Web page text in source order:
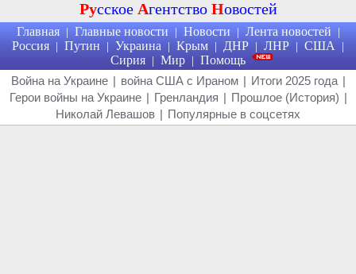
Русское Агентство Новостей
Главная | Главные новости | Новости | Лента новостей |
Россия | Путин | Украина | Крым | ДНР | ЛНР | США |
Сирия | Мир | Помощь
Война на Украине | война США с Ираном | Итоги 2025 года |
Герои войны на Украине | Гренландия | Прошлое (История) |
Николай Левашов | Популярные в соцсетях